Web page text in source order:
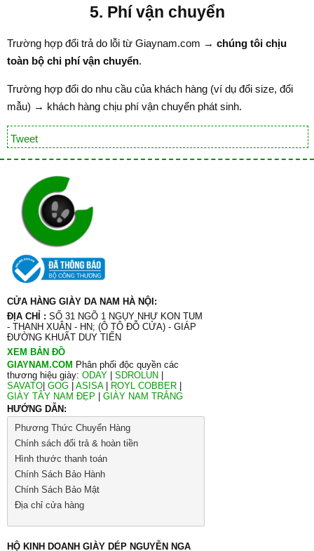
5. Phí vận chuyển
Trường hợp đổi trả do lỗi từ Giaynam.com → chúng tôi chịu
toàn bộ chi phí vận chuyển.
Trường hợp đổi do nhu cầu của khách hàng (ví dụ đổi size, đổi
mẫu) → khách hàng chịu phí vận chuyển phát sinh.
Tweet
CỬA HÀNG GIÀY DA NAM HÀ NỘI:
ĐỊA CHỈ : SỐ 31 NGÕ 1 NGỤY NHƯ KON TUM
- THANH XUÂN - HN; (Ô TÔ ĐỖ CỬA) - GIÁP
ĐƯỜNG KHUẤT DUY TIẾN
XEM BẢN ĐỒ
GIAYNAM.COM Phân phối độc quyền các
thương hiệu giày: ODAY SDROLUN
SAVATO GOG ASISA| ROYL COBBER
GIÀY TÂY NAM ĐẸP
GIÀY NAM TRẮNG
HƯỚNG DẪN:
Phương Thức Chuyển Hàng
Chính sách đổi trả & hoàn tiền
Hình thước thanh toán
Chính Sách Bảo Hành
Chính Sách Bảo Mật
Địa chỉ cửa hàng
HỘ KINH DOANH GIÀY DÉP NGUYỄN NGA